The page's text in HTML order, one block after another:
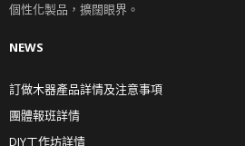
個性化製品，擴闊眼界。
NEWS
訂做木器產品詳情及注意事項
團體報班詳情
DIY工作坊詳情